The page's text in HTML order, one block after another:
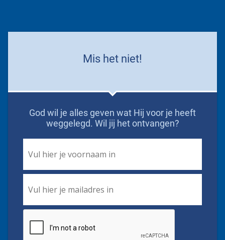
Mis het niet!
God wil je alles geven wat Hij voor je heeft
weggelegd. Wil jij het ontvangen?
Name *